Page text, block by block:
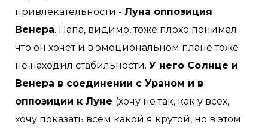
привлекательности - Луна оппозиция
Венера. Папа, видимо, тоже плохо понимал
что он хочет и в эмоциональном плане тоже
не находил стабильности. У него Солнце и
Венера в соединении с Ураном и в
оппозиции к Луне (хочу не так, как у всех,
хочу показать всем какой я крутой, но в этом